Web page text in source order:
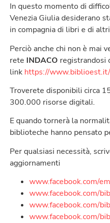
In questo momento di
Venezia Giulia desiderano
in compagnia di libri e di
Perciò anche chi non è mai
rete INDACO registrandosi
link https://
Troverete disponibili circa
300.000 risorse digitali.
E quando tornerà la
biblioteche hanno pensato
Per qualsiasi necessità,
aggiornamenti
www.facebook.com/
www.facebook.com/
www.facebook.com/
www.facebook.com/